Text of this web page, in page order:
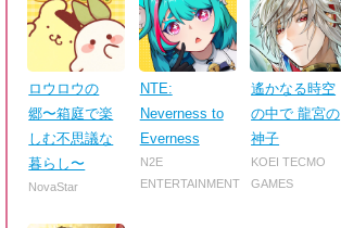
ロウロウの
郷〜箱庭で楽
しむ不思議な
暮らし〜
NovaStar
NTE:
Neverness to
Everness
N2E
ENTERTAINMENT
遙かなる時空
の中で 龍宮の
神子
KOEI TECMO
GAMES